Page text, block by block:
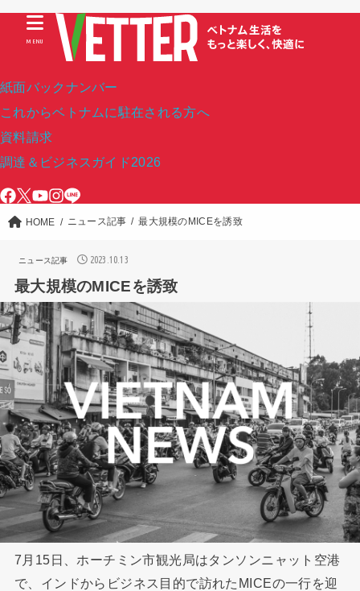
紙面バックナンバー
これからベトナムに駐在される方へ
資料請求
調達＆ビジネスガイド2026
MENU
HOME ニュース記事 最大規模のMICEを誘致
ニュース記事 2023.10.13
最大規模のMICEを誘致
7月15日、ホーチミン市観光局はタンソンニャット空港
で、インドからビジネス目的で訪れたMICEの一行を迎